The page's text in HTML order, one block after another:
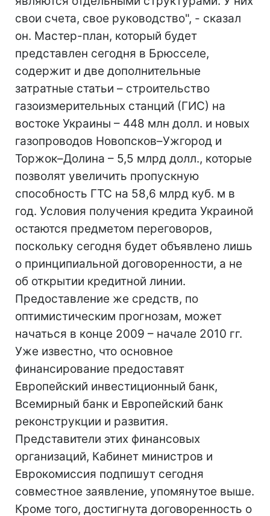
свои счета, свое руководство", - сказал
он. Мастер-план, который будет
представлен сегодня в Брюсселе,
содержит и две дополнительные
затратные статьи – строительство
газоизмерительных станций (ГИС) на
востоке Украины – 448 млн долл. и новых
газопроводов Новопсков–Ужгород и
Торжок–Долина – 5,5 млрд долл., которые
позволят увеличить пропускную
способность ГТС на 58,6 млрд куб. м в
год. Условия получения кредита Украиной
остаются предметом переговоров,
поскольку сегодня будет объявлено лишь
о принципиальной договоренности, а не
об открытии кредитной линии.
Предоставление же средств, по
оптимистическим прогнозам, может
начаться в конце 2009 – начале 2010 гг.
Уже известно, что основное
финансирование предоставят
Европейский инвестиционный банк,
Всемирный банк и Европейский банк
реконструкции и развития.
Представители этих финансовых
организаций, Кабинет министров и
Еврокомиссия подпишут сегодня
совместное заявление, упомянутое выше.
Кроме того, достигнута договоренность о